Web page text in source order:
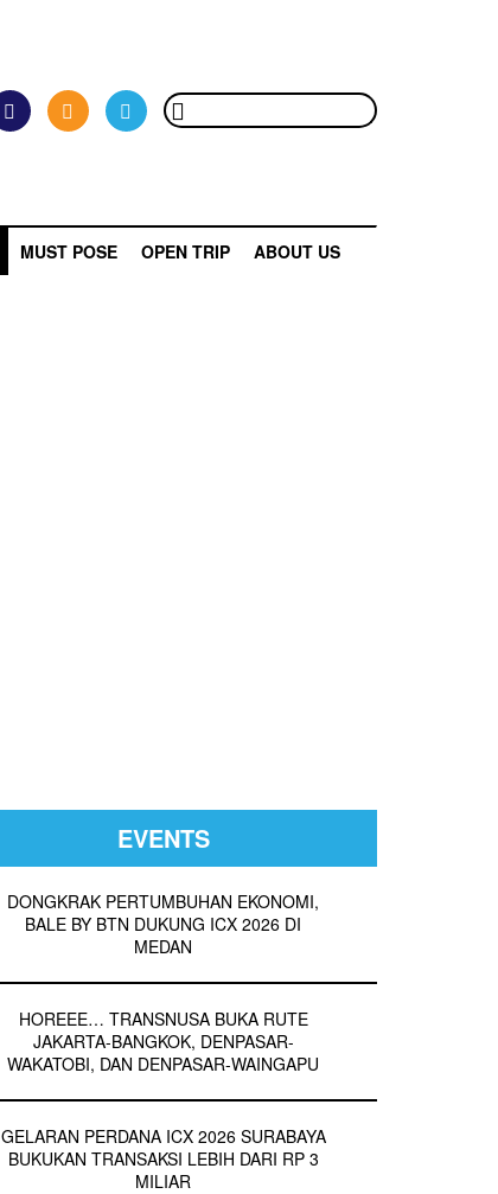
MUST POSE OPEN TRIP ABOUT US
EVENTS
DONGKRAK PERTUMBUHAN EKONOMI,
BALE BY BTN DUKUNG ICX 2026 DI
MEDAN
HOREEE… TRANSNUSA BUKA RUTE
JAKARTA-BANGKOK, DENPASAR-
WAKATOBI, DAN DENPASAR-WAINGAPU
GELARAN PERDANA ICX 2026 SURABAYA
BUKUKAN TRANSAKSI LEBIH DARI RP 3
MILIAR